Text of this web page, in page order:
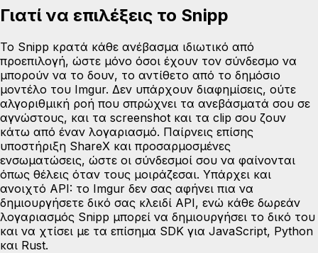
Γιατί να επιλέξεις το Snipp
Το Snipp κρατά κάθε ανέβασμα ιδιωτικό από
προεπιλογή, ώστε μόνο όσοι έχουν τον σύνδεσμο να
μπορούν να το δουν, το αντίθετο από το δημόσιο
μοντέλο του Imgur. Δεν υπάρχουν διαφημίσεις, ούτε
αλγοριθμική ροή που σπρώχνει τα ανεβάσματά σου σε
αγνώστους, και τα screenshot και τα clip σου ζουν
κάτω από έναν λογαριασμό. Παίρνεις επίσης
υποστήριξη ShareX και προσαρμοσμένες
ενσωματώσεις, ώστε οι σύνδεσμοί σου να φαίνονται
όπως θέλεις όταν τους μοιράζεσαι. Υπάρχει και
ανοιχτό API: το Imgur δεν σας αφήνει πια να
δημιουργήσετε δικό σας κλειδί API, ενώ κάθε δωρεάν
λογαριασμός Snipp μπορεί να δημιουργήσει το δικό του
και να χτίσει με τα επίσημα SDK για JavaScript, Python
και Rust.